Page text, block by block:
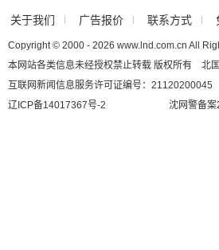
关于我们 广告报价 联系方式
Copyright © 2000 - 2026 www.lnd.com.cn All
本网站各类信息未经授权禁止转载 版权所有 北
互联网新闻信息服务许可证编号：21120200045
辽ICP备14017367号-2
沈网警备